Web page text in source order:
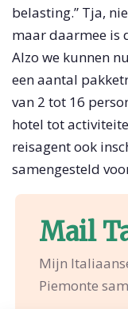
belasting.” Tja,
maar daarmee is
Alzo we kunnen
een aantal
van 2 tot 16
hotel tot
reisagent ook
samengesteld
Mail
Mijn
Piemonte